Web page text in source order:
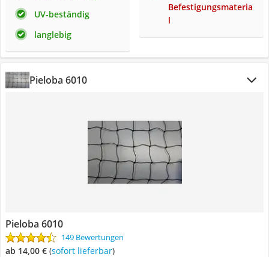
UV-beständig
langlebig
Befestigungsmateria
l
Pieloba 6010
Pieloba 6010
149 Bewertungen
ab 14,00 € ( Sofort lieferbar)